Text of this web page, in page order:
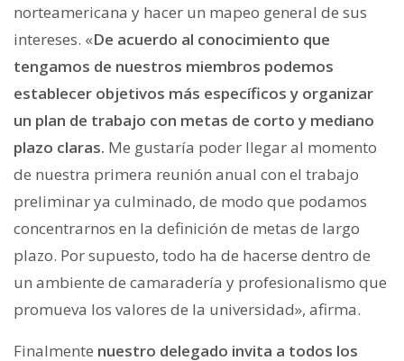
norteamericana y hacer un mapeo general de sus
intereses. «De acuerdo al conocimiento que
tengamos de nuestros miembros podemos
establecer objetivos más específicos y organizar
un plan de trabajo con metas de corto y mediano
plazo claras. Me gustaría poder llegar al momento
de nuestra primera reunión anual con el trabajo
preliminar ya culminado, de modo que podamos
concentrarnos en la definición de metas de largo
plazo. Por supuesto, todo ha de hacerse dentro de
un ambiente de camaradería y profesionalismo que
promueva los valores de la universidad», afirma.
Finalmente nuestro delegado invita a todos los